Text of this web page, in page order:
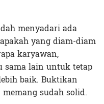
menyadari ada
yang diam-diam
karyawan,
sama lain untuk tetap
baik. Buktikan
sudah solid.